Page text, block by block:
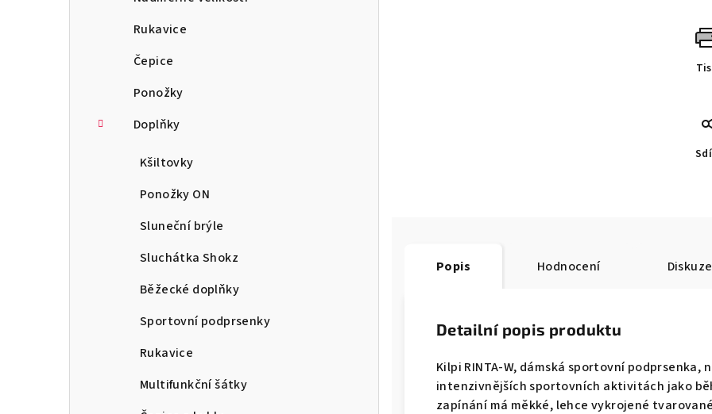
Rukavice
Čepice
Ponožky
Doplňky
Kšiltovky
Ponožky ON
Sluneční brýle
Sluchátka Shokz
Běžecké doplňky
Sportovní podprsenky
Rukavice
Multifunkční šátky
Popis Hodnocení Diskuze
Detailní popis produktu
Kilpi RINTA-W, dámská sportovní podprsenka,
intenzivnějších sportovních aktivitách jako
zapínání má měkké, lehce vykrojené